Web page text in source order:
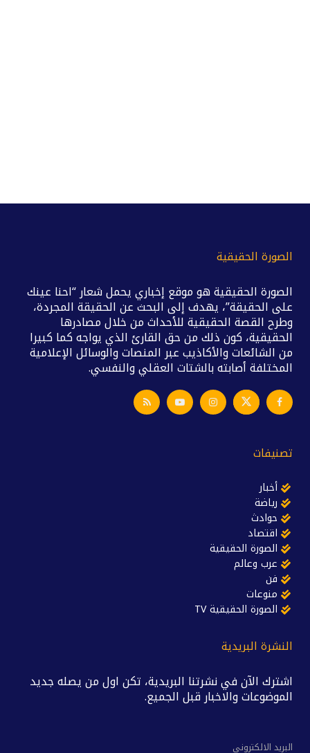
الصورة الحقيقية
الصورة الحقيقية هو موقع إخباري يحمل شعار “احنا عينك
على الحقيقة”، يهدف إلى البحث عن الحقيقة المجردة،
وطرح القصة الحقيقية للأحداث من خلال مصادرها
الحقيقية، كون ذلك من حق القارئ الذي يواجه كما كبيرا
من الشائعات والأكاذيب عبر المنصات والوسائل الإعلامية
المختلفة أصابته بالشتات العقلي والنفسي.
تصنيفات
أخبار
رياضة
حوادث
اقتصاد
الصورة الحقيقية
عرب وعالم
فن
منوعات
الصورة الحقيقية TV
النشرة البريدية
اشترك الآن في نشرتنا البريدية، تكن اول من يصله جديد
الموضوعات والاخبار قبل الجميع.
البريد الالكتروني